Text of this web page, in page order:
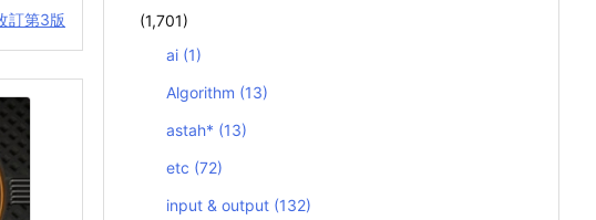
訂第3版
(1,701)
ai (1)
Algorithm (13)
astah* (13)
etc (72)
input & output (132)